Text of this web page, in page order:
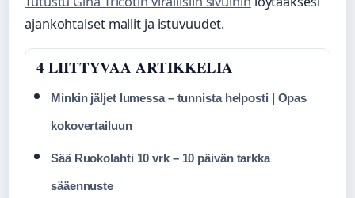
ajankohtaiset mallit ja istuvuudet.
4 LIITTYVAA ARTIKKELIA
Minkin jäljet lumessa – tunnista helposti | Opas
kokovertailuun
Sää Ruokolahti 10 vrk – 10 päivän tarkka
sääennuste